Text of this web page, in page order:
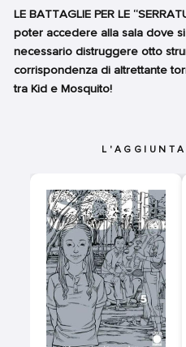
LE BATTAGLIE PER LE
poter accedere alla sala dove
necessario distruggere otto
corrispondenza di altrettante
tra Kid e Mosquito!